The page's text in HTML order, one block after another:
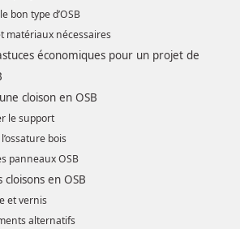
bon type d’OSB
matériaux nécessaires
économiques pour un projet de
cloison en OSB
le support
bois
panneaux OSB
cloisons en OSB
et vernis
alternatifs